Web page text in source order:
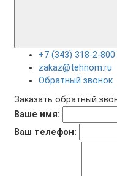
+7 (343) 318-2-800
zakaz@tehnom.ru
Обратный звонок
Заказать обратный
Ваше имя:
Ваш телефон: